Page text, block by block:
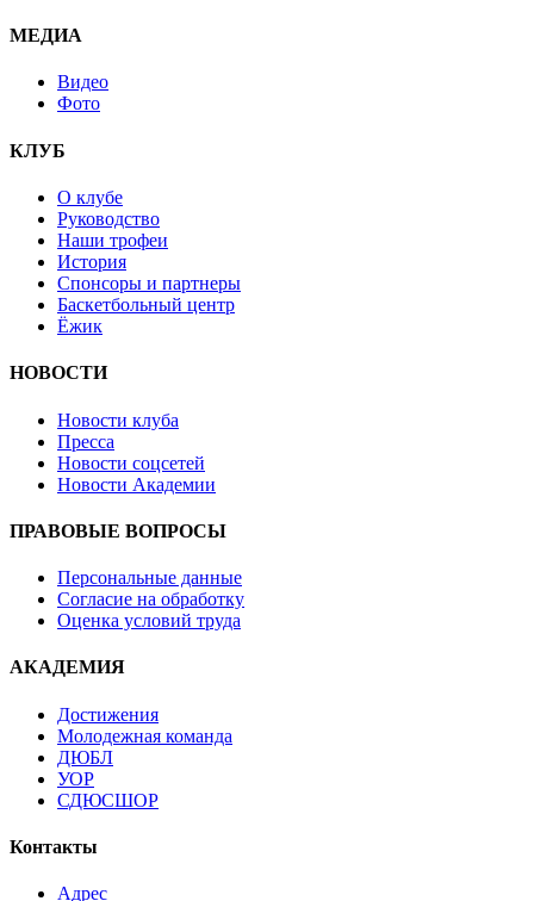
МЕДИА
Видео
Фото
КЛУБ
О клубе
Руководство
Наши трофеи
История
Спонсоры и партнеры
Баскетбольный центр
Ёжик
НОВОСТИ
Новости клуба
Пресса
Новости соцсетей
Новости Академии
ПРАВОВЫЕ ВОПРОСЫ
Персональные данные
Согласие на обработку
Оценка условий труда
АКАДЕМИЯ
Достижения
Молодежная команда
ДЮБЛ
УОР
СДЮСШОР
Контакты
Адрес